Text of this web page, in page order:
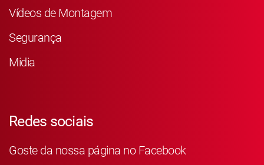
Vídeos de Montagem
Segurança
Midia
Redes sociais
Goste da nossa página no Facebook